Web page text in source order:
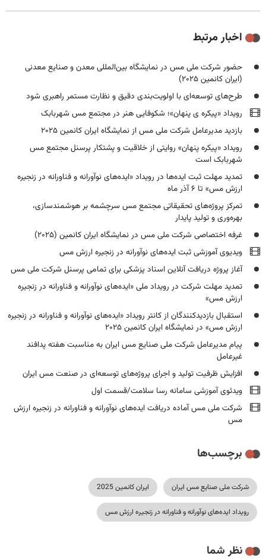
اخبار مرتبط
حضور شرکت ملی مس در نمایشگاه بین‌المللی معدن و صنایع معدنی
(ایران کانمین ۲۰۲۵)
طرح‌های توسعه‌ای با اولویت‌بندی دقیق و نظارت مستمر راهبری شود
رویداد «پیکره ی پنهان»؛ شکوفایی هنر در مجتمع مس شهربابک
بازدید مدیرعامل شرکت ملی مس از نمایشگاه ایران کانمین ۲۰۲۵
رویداد «پیکره پنهان» روایتی از خلاقیت و پشتکار پرسنل مجتمع مس
شهربابک است
تمدید مهلت ثبت ایده‌ها در رویداد «ایده‌های نوآورانه و فناورانه در زنجیره
ارزش مس» تا ۶ آذر ماه
تمرکز پروژه‌های تحقیقاتی مجتمع مس سرچشمه بر هوشمندسازی،
بهره‌وری و تولید پایدار
غرفه اختصاصی شرکت ملی مس در نمایشگاه ایران کانمین (۲۰۲۵)
ویدیوی آموزشی ثبت ایده‌های نوآورانه در زنجیره ارزش مس
آغاز پروژه دریافت آنلاین اسناد پزشکی برای تمامی پرسنل شرکت ملی مس
تمدید مهلت شرکت در رویداد ملی «ایده‌های نوآورانه و فناورانه در زنجیره
ارزش مس»
استقبال بازدیدکنندگان از کانتر رویداد «ایده‌های نوآورانه و فناورانه در زنجیره
ارزش مس» در نمایشگاه ایران کانمین ۲۰۲۵
پیام مدیرعامل شرکت ملی صنایع مس ایران به مناسبت هفته پدافند
غیرعامل
افزایش ظرفیت تولید و اجرای پروژه‌های توسعه‌ای در صنعت مس ایران
ویدئوی آموزشی سامانه رسا سلامت/قسمت اول
شرکت ملی مس آماده دریافت ایده‌های نوآورانه و فناورانه در زنجیره ارزش
مس
برچسب‌ها
شرکت ملی صنایع مس ایران ایران کانمین 2025
رویداد ایده‌های نوآورانه و فناورانه در زنجیره ارزش مس
نظر شما